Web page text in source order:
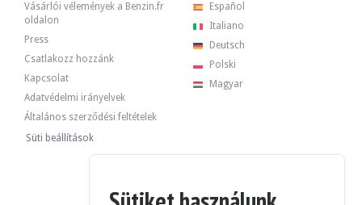
Vásárlói vélemények a Benzin.fr
oldalon
Press
Csatlakozz hozzánk
Kapcsolat
Adatvédelmi irányelvek
Általános szerződési feltételek
Süti beállítások
Español
Italiano
Deutsch
Polski
Magyar